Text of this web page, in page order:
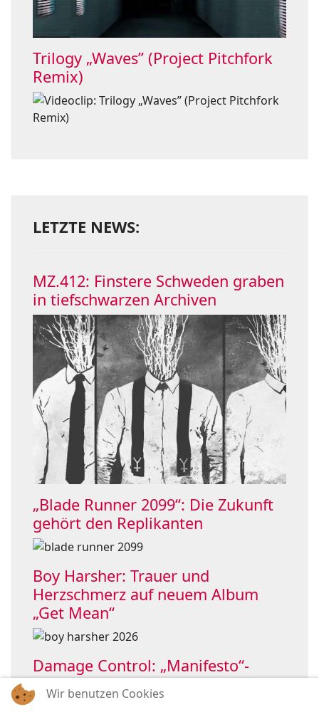
Trilogy „Waves” (Project Pitchfork
Remix)
LETZTE NEWS:
MZ.412: Finstere Schweden graben
in tiefschwarzen Archiven
„Blade Runner 2099“: Die Zukunft
gehört den Replikanten
Boy Harsher: Trauer und
Herzschmerz auf neuem Album
„Get Mean“
Damage Control: „Manifesto“-
Single holt OHMElectronic ins Boot
Wir benutzen Cookies